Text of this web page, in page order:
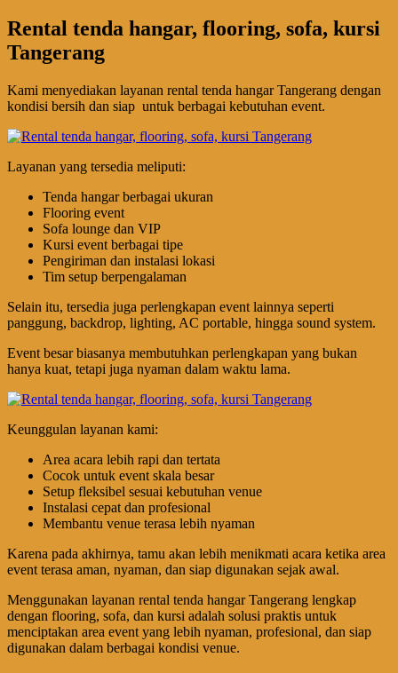
Rental tenda hangar, flooring, sofa, kursi
Tangerang
Kami menyediakan layanan rental tenda hangar Tangerang dengan
kondisi bersih dan siap untuk berbagai kebutuhan event.
Layanan yang tersedia meliputi:
Tenda hangar berbagai ukuran
Flooring event
Sofa lounge dan VIP
Kursi event berbagai tipe
Pengiriman dan instalasi lokasi
Tim setup berpengalaman
Selain itu, tersedia juga perlengkapan event lainnya seperti
panggung, backdrop, lighting, AC portable, hingga sound system.
Event besar biasanya membutuhkan perlengkapan yang bukan
hanya kuat, tetapi juga nyaman dalam waktu lama.
Keunggulan layanan kami:
Area acara lebih rapi dan tertata
Cocok untuk event skala besar
Setup fleksibel sesuai kebutuhan venue
Instalasi cepat dan profesional
Membantu venue terasa lebih nyaman
Karena pada akhirnya, tamu akan lebih menikmati acara ketika area
event terasa aman, nyaman, dan siap digunakan sejak awal.
Menggunakan layanan rental tenda hangar Tangerang lengkap
dengan flooring, sofa, dan kursi adalah solusi praktis untuk
menciptakan area event yang lebih nyaman, profesional, dan siap
digunakan dalam berbagai kondisi venue.